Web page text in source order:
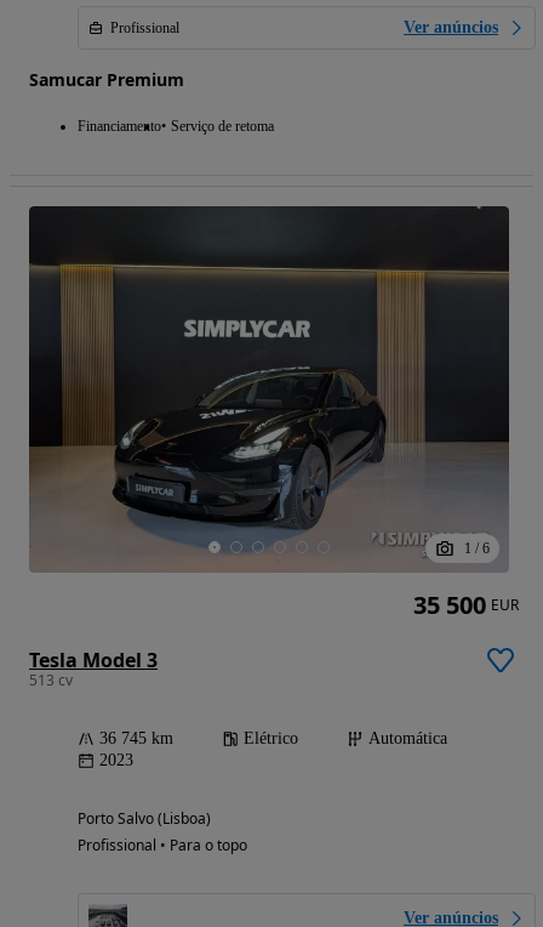
Profissional Ver anúncios
Samucar Premium
Financiamento Serviço de retoma
1 / 6
Tesla Model 3
513 cv
36 745 km Elétrico
Automática
2023
Porto Salvo (Lisboa)
Profissional • Para o topo
Ver anúncios
35 500 EUR